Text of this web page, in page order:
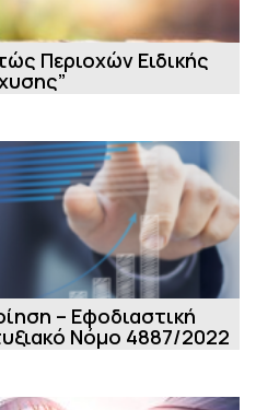
Περιοχών Ειδικής
– Εφοδιαστική
Νόμο 4887/2022